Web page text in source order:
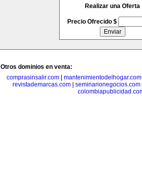
Realizar una Oferta
Precio Ofrecido $
Otros dominios en venta:
comprasinsalir.com
mantenimientodelhogar.com
revistademarcas.com
seminarionegocios.com